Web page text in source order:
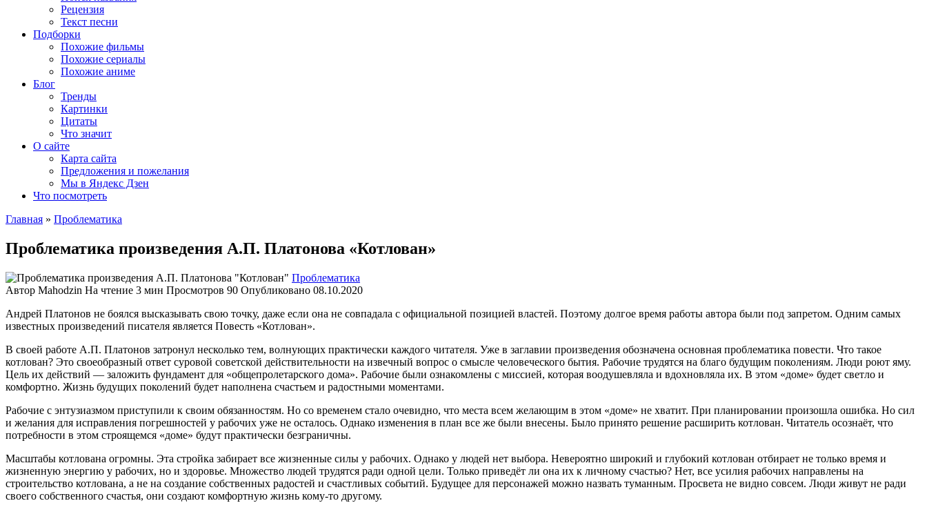
Рецензия
Текст песни
Подборки
Похожие фильмы
Похожие сериалы
Похожие аниме
Блог
Тренды
Картинки
Цитаты
Что значит
О сайте
Карта сайта
Предложения и пожелания
Мы в Яндекс Дзен
Что посмотреть
Главная » Проблематика
Проблематика произведения А.П. Платонова «Котлован»
Проблематика
Автор Mahodzin На чтение 3 мин Просмотров 90 Опубликовано 08.10.2020
Андрей Платонов не боялся высказывать свою точку, даже если она не совпадала с официальной позицией властей. Поэтому долгое время работы автора были под запретом. Одним самых
известных произведений писателя является Повесть «Котлован».
В своей работе А.П. Платонов затронул несколько тем, волнующих практически каждого читателя. Уже в заглавии произведения обозначена основная проблематика повести. Что такое
котлован? Это своеобразный ответ суровой советской действительности на извечный вопрос о смысле человеческого бытия. Рабочие трудятся на благо будущим поколениям. Люди роют яму.
Цель их действий — заложить фундамент для «общепролетарского дома». Рабочие были ознакомлены с миссией, которая воодушевляла и вдохновляла их. В этом «доме» будет светло и
комфортно. Жизнь будущих поколений будет наполнена счастьем и радостными моментами.
Рабочие с энтузиазмом приступили к своим обязанностям. Но со временем стало очевидно, что места всем желающим в этом «доме» не хватит. При планировании произошла ошибка. Но сил
и желания для исправления погрешностей у рабочих уже не осталось. Однако изменения в план все же были внесены. Было принято решение расширить котлован. Читатель осознаёт, что
потребности в этом строящемся «доме» будут практически безграничны.
Масштабы котлована огромны. Эта стройка забирает все жизненные силы у рабочих. Однако у людей нет выбора. Невероятно широкий и глубокий котлован отбирает не только время и
жизненную энергию у рабочих, но и здоровье. Множество людей трудятся ради одной цели. Только приведёт ли она их к личному счастью? Нет, все усилия рабочих направлены на
строительство котлована, а не на создание собственных радостей и счастливых событий. Будущее для персонажей можно назвать туманным. Просвета не видно совсем. Люди живут не ради
своего собственного счастья, они создают комфортную жизнь кому-то другому.